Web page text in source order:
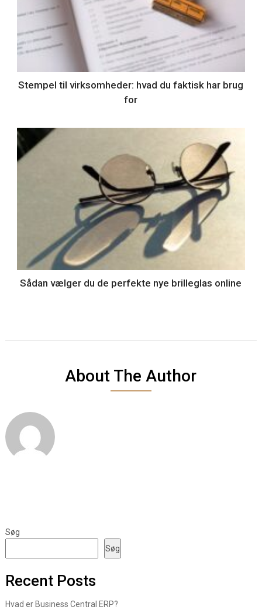
Stempel til virksomheder: hvad du faktisk har brug
for
Sådan vælger du de perfekte nye brilleglas online
About The Author
Søg
Søg
Recent Posts
Hvad er Business Central ERP?